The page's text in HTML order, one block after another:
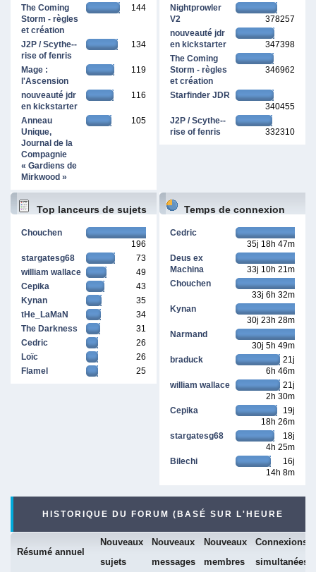
The Coming
Storm - règles
et création
144
J2P / Scythe--
rise of fenris
134
Mage :
l'Ascension
119
nouveauté jdr
en kickstarter
116
Anneau
Unique,
Journal de la
Compagnie
« Gardiens de
Mirkwood »
105
Nightprowler
V2
378257
nouveauté jdr
en kickstarter
347398
The Coming
Storm - règles
et création
346962
Starfinder JDR
340455
J2P / Scythe--
rise of fenris
332310
Top lanceurs de sujets
Chouchen
196
stargatesg68
73
william wallace
49
Cepika
43
Kynan
35
tHe_LaMaN
34
The Darkness
31
Cedric
26
Loïc
26
Flamel
25
Temps de connexion
Cedric
35j 18h 47m
Deus ex
Machina
33j 10h 21m
Chouchen
33j 6h 32m
Kynan
30j 23h 28m
Narmand
30j 5h 49m
braduck
21j
6h 46m
william wallace
21j
2h 30m
Cepika
19j
18h 26m
stargatesg68
18j
4h 25m
Bilechi
16j
14h 8m
HISTORIQUE DU FORUM (BASÉ SUR L'HEURE
Résumé annuel
Nouveaux
sujets
Nouveaux
messages
Nouveaux
membres
Connexions
simultanées